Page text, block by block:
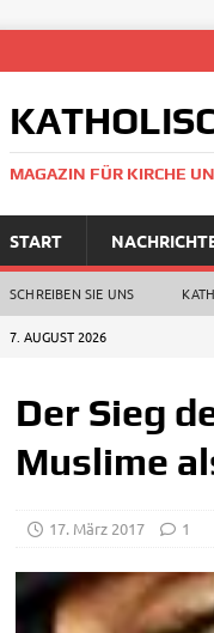
MAGAZIN FÜR KIRCHE
START
SCHREIBEN SIE UNS
7. AUGUST 2026
Der Sieg
Muslime
17. März 2017 1